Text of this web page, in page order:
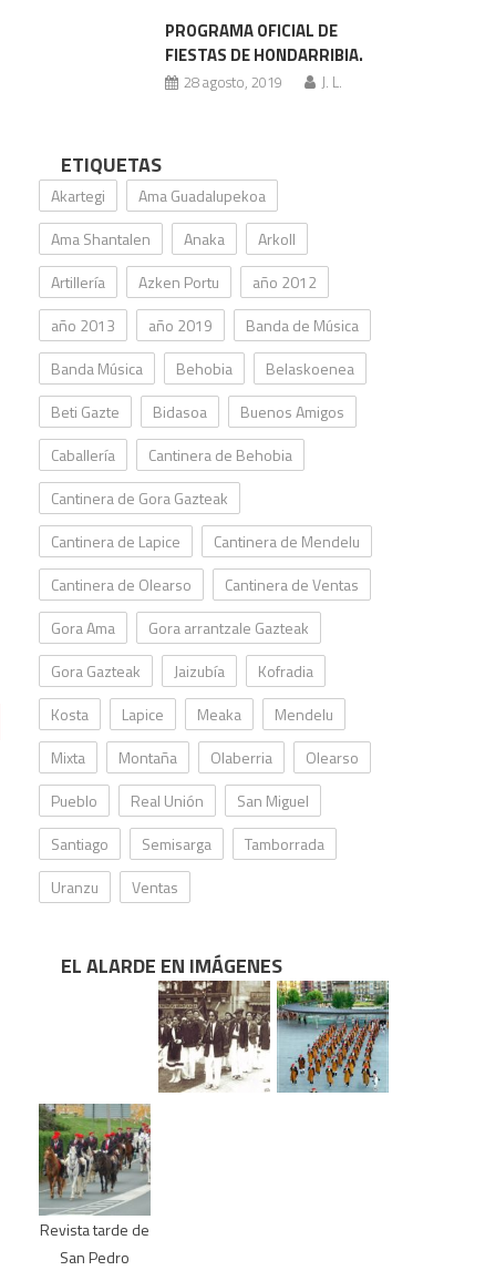
PROGRAMA OFICIAL DE
FIESTAS DE HONDARRIBIA.
28 agosto, 2019 J. L.
ETIQUETAS
Akartegi
Ama Guadalupekoa
Ama Shantalen
Anaka
Arkoll
Artillería
Azken Portu
año 2012
año 2013
año 2019
Banda de Música
Banda Música
Behobia
Belaskoenea
Beti Gazte
Bidasoa
Buenos Amigos
Caballería
Cantinera de Behobia
Cantinera de Gora Gazteak
Cantinera de Lapice
Cantinera de Mendelu
Cantinera de Olearso
Cantinera de Ventas
Gora Ama
Gora arrantzale Gazteak
Gora Gazteak
Jaizubía
Kofradia
Kosta
Lapice Meaka
Mendelu
Mixta
Montaña Olaberria
Olearso
Pueblo
Real Unión
San Miguel
Santiago
Semisarga
Tamborrada
Uranzu
Ventas
EL ALARDE EN IMÁGENES
Revista tarde de
San Pedro